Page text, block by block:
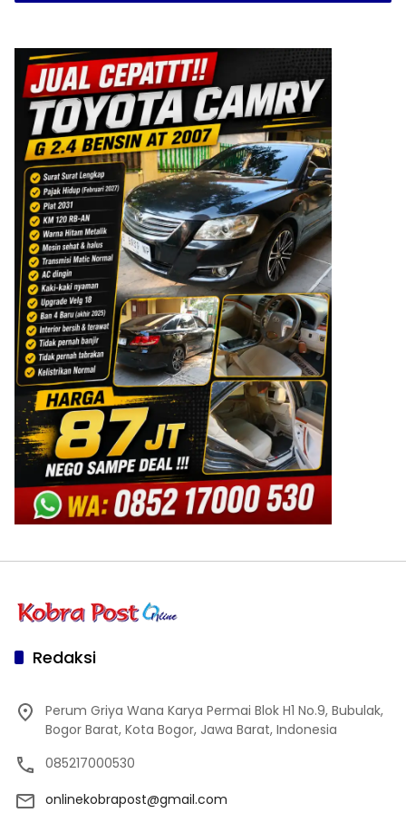
Redaksi
Perum Griya Wana Karya Permai Blok H1 No.9, Bubulak,
Bogor Barat, Kota Bogor, Jawa Barat, Indonesia
085217000530
onlinekobrapost@gmail.com